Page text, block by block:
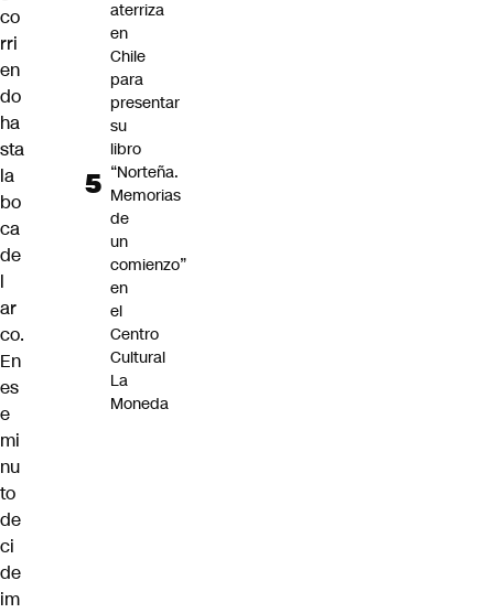
co
rri
en
do
ha
sta
la
bo
ca
de
l
ar
co.
En
es
e
mi
nu
to
de
ci
de
im
aterriza
en
Chile
para
presentar
su
libro
“Norteña.
Memorias
de
un
comienzo”
en
el
Centro
Cultural
La
Moneda